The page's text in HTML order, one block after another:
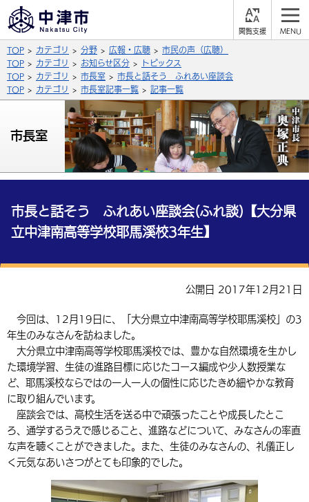
やさしい日本語
ふりがなをつける
背景色
青 白
文字の大きさ
拡大 標準
中国語（繁体字）
組織案内
Facebook X (Twitter) YouTube
サイト内検索
総合メニュー
くらしの情報
届出・登録・証明 保険・年金
福祉・介護 健康・予防
住宅・インフラ
環境・衛生 生涯学習・スポーツ・人権
選挙 外国人の方向け情報
事業者の方へ
入札・契約 産業・雇用
都市整備
子育て・教育
手当・助成
相談・支援・情報 計画・施策
観光なび
遊ぶ・体験する グルメ・食べる
買う・おみやげ 四季のイベント・祭り
移住・定住
市政情報
中津市について 市役所の紹介
地方創生・地域活性化 広報・広聴
行政・計画
TOP カテゴリ 分野 広報・広聴
市民の声（広聴）
TOP
カテゴリ お知らせ区分
トピックス
TOP
カテゴリ 市長室
市長と話そう ふれあい座談会
TOP
カテゴリ 市長室記事一覧 記事一覧
市長室
市長と話そう ふれあい座談会(ふれ談)【大分県
立中津南高等学校耶馬溪校3年生】
公開日 2017年12月21日
今回は、12月19日に、「大分県立中津南高等学校耶馬溪校」の3
年生のみなさんを訪ねました。
大分県立中津南高等学校耶馬溪校では、豊かな自然環境を生かし
た環境学習、生徒の進路目標に応じたコース編成や少人数授業な
ど、耶馬溪校ならではの一人一人の個性に応じたきめ細やかな教育
に取り組んでいます。
座談会では、高校生活を送る中で頑張ったことや成長したとこ
ろ、通学するうえで感じること、進路などについて、みなさんの率直
な声を聴くことができました。また、生徒のみなさんの、礼儀正し
く元気なあいさつがとても印象的でした。